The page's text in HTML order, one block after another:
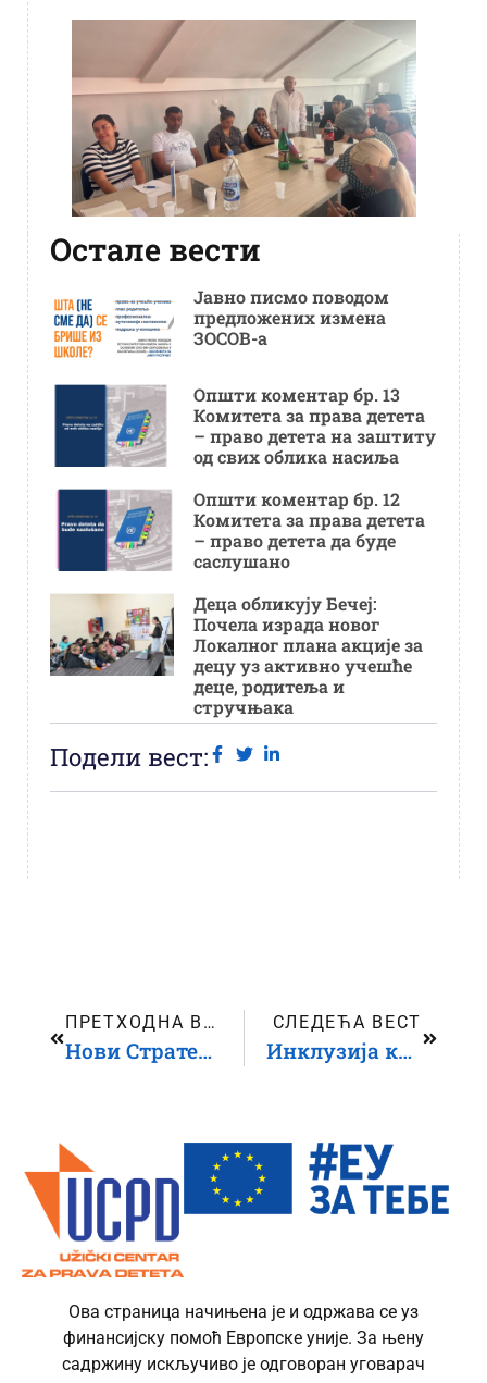
Остале вести
Јавно писмо поводом
предложених измена
ЗОСОВ-а
Општи коментар бр. 13
Комитета за права детета
– право детета на заштиту
од свих облика насиља
Општи коментар бр. 12
Комитета за права детета
– право детета да буде
саслушано
Деца обликују Бечеј:
Почела израда новог
Локалног плана акције за
децу уз активно учешће
деце, родитеља и
стручњака
Подели вест:
ПРЕТХОДНА ВЕСТ
Нови Стратешки план као оквир за будуће деловање Друштва социјалних радника Србије
СЛЕДЕЋА ВЕСТ
Инклузија кроз креативност: нови модели подршке деци са инвалидитетом
Ова страница начињена је и одржава се уз
финансијску помоћ Европске уније. За њену
садржину искључиво је одговоран уговарач